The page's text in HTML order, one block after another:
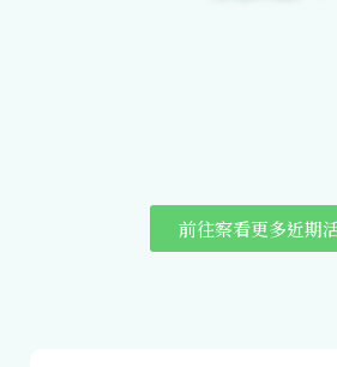
前往察看更多近期